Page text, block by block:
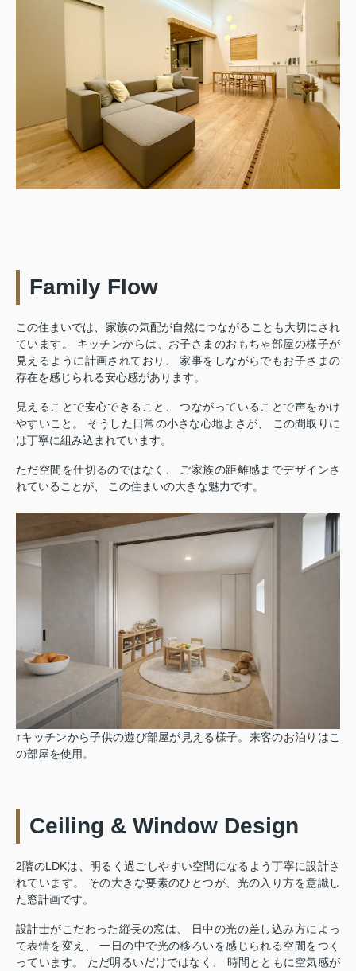
Family Flow
この住まいでは、家族の気配が自然につながることも大切にされ
ています。 キッチンからは、お子さまのおもちゃ部屋の様子が
見えるように計画されており、 家事をしながらでもお子さまの
存在を感じられる安心感があります。
見えることで安心できること、 つながっていることで声をかけ
やすいこと。 そうした日常の小さな心地よさが、 この間取りに
は丁寧に組み込まれています。
ただ空間を仕切るのではなく、 ご家族の距離感までデザインさ
れていることが、 この住まいの大きな魅力です。
↑キッチンから子供の遊び部屋が見える様子。来客のお泊りはこ
の部屋を使用。
Ceiling & Window Design
2階のLDKは、明るく過ごしやすい空間になるよう丁寧に設計さ
れています。 その大きな要素のひとつが、光の入り方を意識し
た窓計画です。
設計士がこだわった縦長の窓は、 日中の光の差し込み方によっ
て表情を変え、 一日の中で光の移ろいを感じられる空間をつく
っています。 ただ明るいだけではなく、 時間とともに空気感が